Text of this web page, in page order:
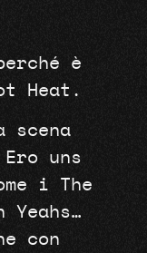
è
Heat.
scena
uns
i The
Yeahs…
con